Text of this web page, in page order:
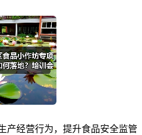
经营行为，提升食品安全监管